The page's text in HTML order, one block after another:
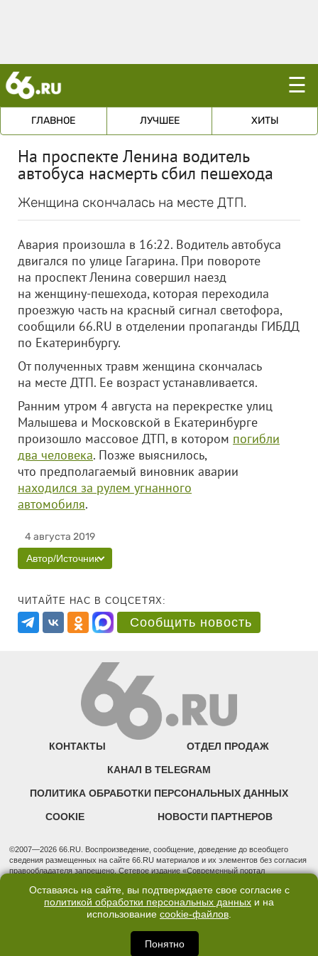
☰
ГЛАВНОЕ ЛУЧШЕЕ ХИТЫ
На проспекте Ленина водитель
автобуса насмерть сбил пешехода
Женщина скончалась на месте ДТП.
Авария произошла в 16:22. Водитель автобуса
двигался по улице Гагарина. При повороте
на проспект Ленина совершил наезд
на женщину-пешехода, которая переходила
проезжую часть на красный сигнал светофора,
сообщили 66.RU в отделении пропаганды ГИБДД
по Екатеринбургу.
От полученных травм женщина скончалась
на месте ДТП. Ее возраст устанавливается.
Ранним утром 4 августа на перекрестке улиц
Малышева и Московской в Екатеринбурге
произошло массовое ДТП, в котором погибли
два человека. Позже выяснилось,
что предполагаемый виновник аварии
находился за рулем угнанного
автомобиля.
4 августа 2019
Автор/Источник
ЧИТАЙТЕ НАС В СОЦСЕТЯХ:
Сообщить новость
КОНТАКТЫ ОТДЕЛ ПРОДАЖ
КАНАЛ В TELEGRAM
ПОЛИТИКА ОБРАБОТКИ ПЕРСОНАЛЬНЫХ ДАННЫХ
COOKIE НОВОСТИ ПАРТНЕРОВ
©2007—2026 66.RU. Воспроизведение, сообщение, доведение до всеобщего
сведения размещенных на сайте 66.RU материалов и их элементов без согласия
правообладателя запрещено. Сетевое издание «Современный портал
надзору в сфере связи, информационных технологий и массовых коммуникаций
(Роскомнадзор). Регистрационный номер ЭЛ № ФС 77 - 76634 от 02.09.2019
Учредитель: Общество с ограниченной ответственностью "66.ру". Юридический
3, оф. 7015 Фактический адрес редакции и отдела продаж: 620014, Свердловская
обл., г. Екатеринбург, ул. Бориса Ельцина, д. 3, оф. 7015, +7 (343) 288-50-66
Оставаясь на сайте, вы подтверждаете свое согласие с
политикой обработки персональных данных и на
использование cookie-файлов.
Понятно